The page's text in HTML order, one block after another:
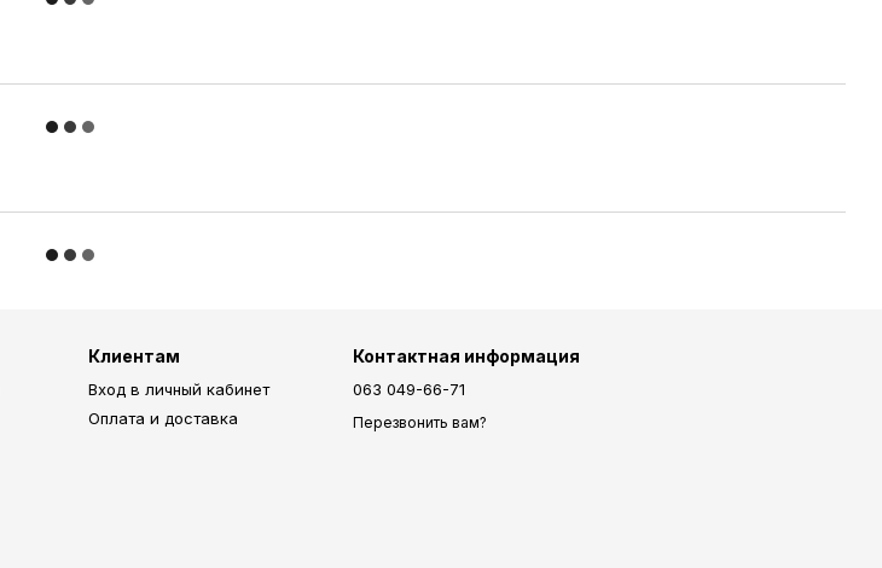
Клиентам
Вход в личный кабинет
Оплата и доставка
Контактная информация
063 049-66-71
Перезвонить вам?